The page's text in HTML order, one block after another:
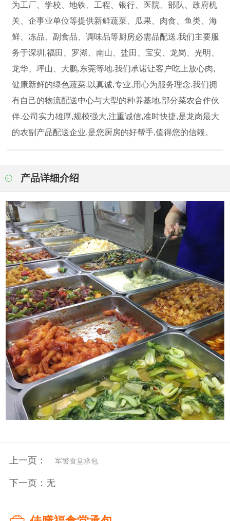
为工厂、学校、地铁、工程、银行、医院、部队、政府机
关、企事业单位等提供新鲜蔬菜、瓜果、肉食、鱼类、海
鲜、冻品、副食品、调味品等厨房必需品配送.我们主要服
务于深圳,福田、罗湖、南山、盐田、宝安、龙岗、光明、
龙华、坪山、大鹏,东莞等地.我们承诺让客户吃上放心肉,
健康新鲜的绿色蔬菜,以真诚,专业,用心为服务理念.我们拥
有自己的物流配送中心与大型的种养基地,部分菜农合作伙
伴.公司实力雄厚,规模强大,注重诚信,准时快捷,是龙岗最大
的农副产品配送企业,是您厨房的好帮手,值得您的信赖。
 产品详细介绍
上一页： 军警食堂承包
下一页：无